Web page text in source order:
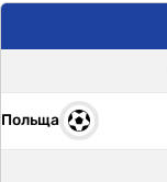
Польща